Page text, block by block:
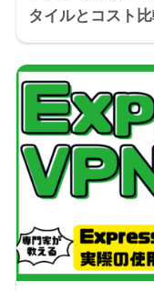
タイルとコスト